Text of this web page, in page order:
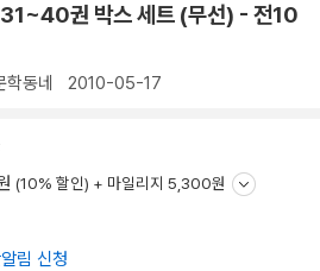
31~40권 박스 세트 (무선) - 전10
학동네 2010-05-17
(10% 할인) + 마일리지 5,300원
림 신청